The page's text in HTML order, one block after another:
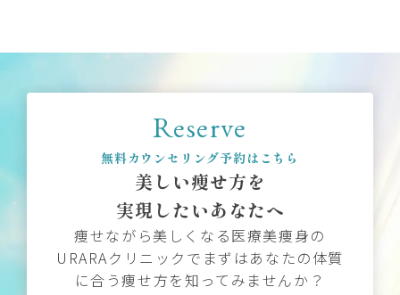
Reserve
無料カウンセリング予約はこちら
美しい痩せ方を
実現したいあなたへ
痩せながら美しくなる医療美痩身の
URARAクリニックでまずはあなたの体質
に合う痩せ方を知ってみませんか？